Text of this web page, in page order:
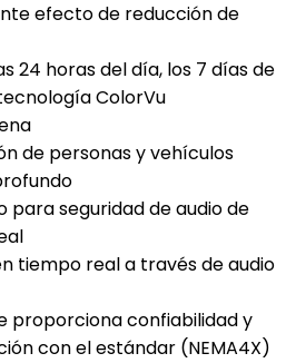
efecto de reducción de
24 horas del día, los 7 días de
ColorVu
de personas y vehículos
para seguridad de audio de
tiempo real a través de audio
proporciona confiabilidad y
con el estándar (NEMA4X)